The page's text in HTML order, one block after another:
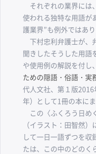
それぞれの業界には
使われる独特な用語が
護業界”も例外ではあり
下村忠利弁護士が、
聞きしたそうした用語
や使用例の解説を付し
ための隠語・俗語・実
代人文社、第１版
年）として1冊の本に
この〈ふくろう日め
（イラスト：田智然
して一日一語ずつを収
たは、この中のどのく